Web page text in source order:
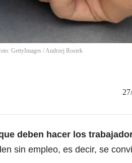
GettyImages /Andrzej Rostek
deben hacer los
sin empleo, es decir, se